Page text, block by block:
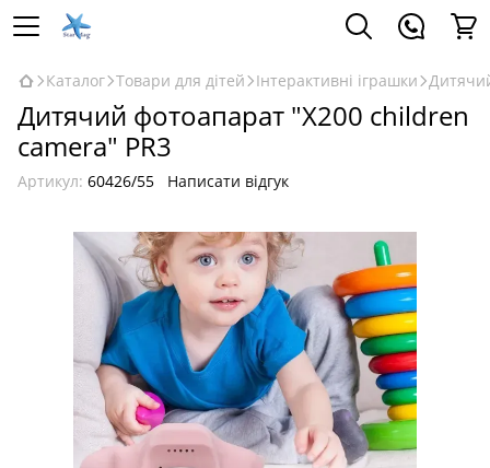
Каталог Товари для дітей Інтерактивні іграшки
Дитячий фотоапарат "X200 children
camera" PR3
Артикул: 60426/55 Написати відгук